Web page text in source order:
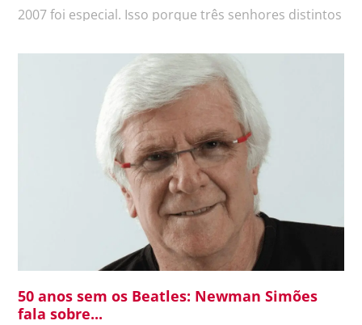
2007 foi especial. Isso porque três senhores distintos
homenagear a data. Naquela noite, há 13 anos, o
50 anos sem os Beatles: Newman Simões
fala sobre...